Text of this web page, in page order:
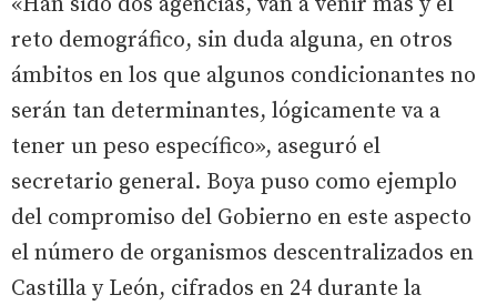
reto demográfico, sin duda alguna, en otros
ámbitos en los que algunos condicionantes no
serán tan determinantes, lógicamente va a
tener un peso específico», aseguró el
secretario general. Boya puso como ejemplo
del compromiso del Gobierno en este aspecto
el número de organismos descentralizados en
Castilla y León, cifrados en 24 durante la